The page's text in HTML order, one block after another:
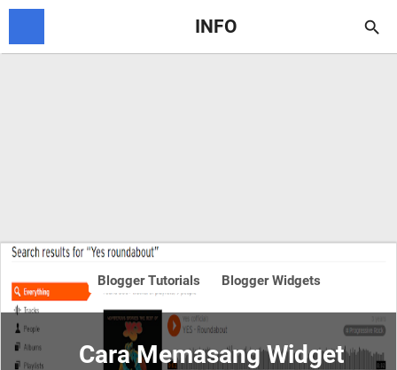
INFO 
Cara Memasang Widget
Blogger Tutorials Blogger Widgets